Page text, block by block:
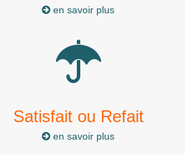
en savoir plus
Satisfait ou Refait
en savoir plus